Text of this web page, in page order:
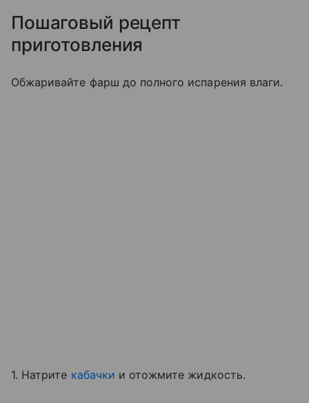
Пошаговый рецепт
приготовления
Обжаривайте фарш до полного испарения влаги.
1. Натрите кабачки и отожмите жидкость.